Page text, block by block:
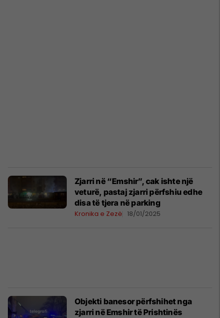
Zjarri në “Emshir”, cak ishte një
veturë, pastaj zjarri përfshiu edhe
disa të tjera në parking
Kronika e Zezë 18/01/2025
Objekti banesor përfshihet nga
zjarri në Emshir të Prishtinës